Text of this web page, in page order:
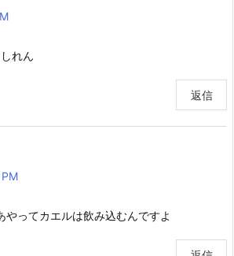
れん
返信
ってカエルは飲み込むんですよ